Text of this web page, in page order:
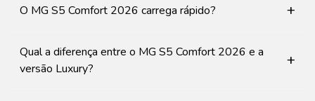
O MG S5 Comfort 2026 carrega rápido? +
Qual a diferença entre o MG S5 Comfort 2026 e a
versão Luxury?
+